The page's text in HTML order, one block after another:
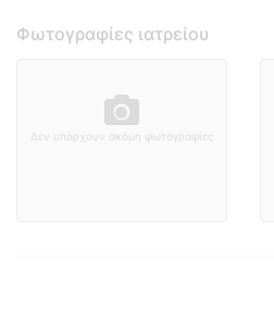
Φωτογραφίες ιατρείου
Δεν υπάρχουν ακόμη φωτογραφίες